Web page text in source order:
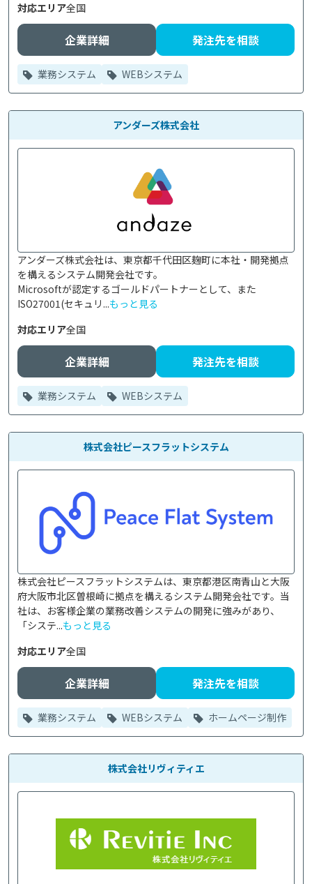
対応エリア全国
企業詳細 発注先を相談
業務システム WEBシステム
アンダーズ株式会社
アンダーズ株式会社は、東京都千代田区麹町に本社・開発拠点
を構えるシステム開発会社です。
Microsoftが認定するゴールドパートナーとして、また
ISO27001(セキュリ...もっと見る
対応エリア全国
企業詳細 発注先を相談
業務システム WEBシステム
株式会社ピースフラットシステム
株式会社ピースフラットシステムは、東京都港区南青山と大阪
府大阪市北区曽根崎に拠点を構えるシステム開発会社です。当
社は、お客様企業の業務改善システムの開発に強みがあり、
「システ...もっと見る
対応エリア全国
企業詳細 発注先を相談
業務システム WEBシステム ホームページ制作
株式会社リヴィティエ